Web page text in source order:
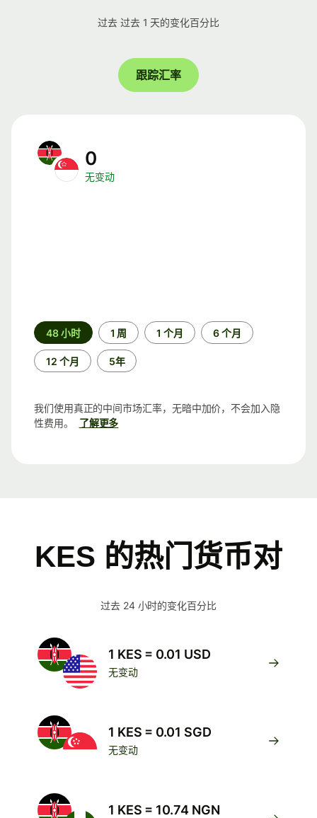
过去 过去 1 天的变化百分比
跟踪汇率
0
无变动
时
间
段
48 小时 1 周 1 个月 6 个月
12 个月 5年
我们使用真正的中间市场汇率，无暗中加价，不会加入隐
性费用。
了解更多
KES 的热门货币对
过去 24 小时的变化百分比
1 KES = 0.01 USD
无变动
1 KES = 0.01 SGD
无变动
1 KES = 10.74 NGN